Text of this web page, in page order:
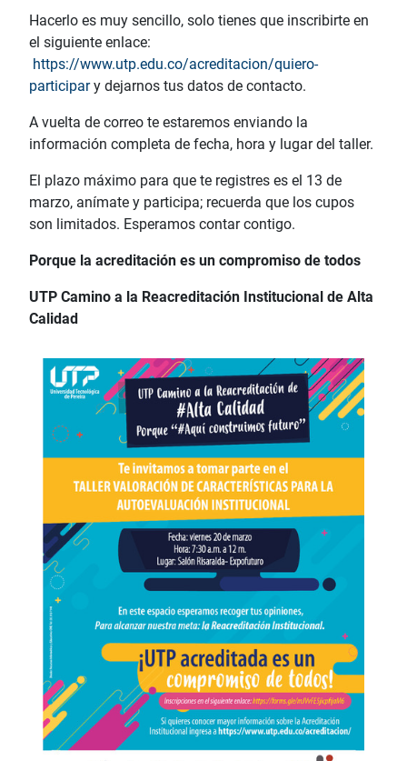
Hacerlo es muy sencillo, solo tienes que inscribirte en
el siguiente enlace:
https://www.utp.edu.co/acreditacion/quiero-
participary dejarnos tus datos de contacto.
A vuelta de correo te estaremos enviando la
información completa de fecha, hora y lugar del taller.
El plazo máximo para que te registres es el 13 de
marzo, anímate y participa; recuerda que los cupos
son limitados. Esperamos contar contigo.
Porque la acreditación es un compromiso de todos
UTP Camino a la Reacreditación Institucional de Alta
Calidad